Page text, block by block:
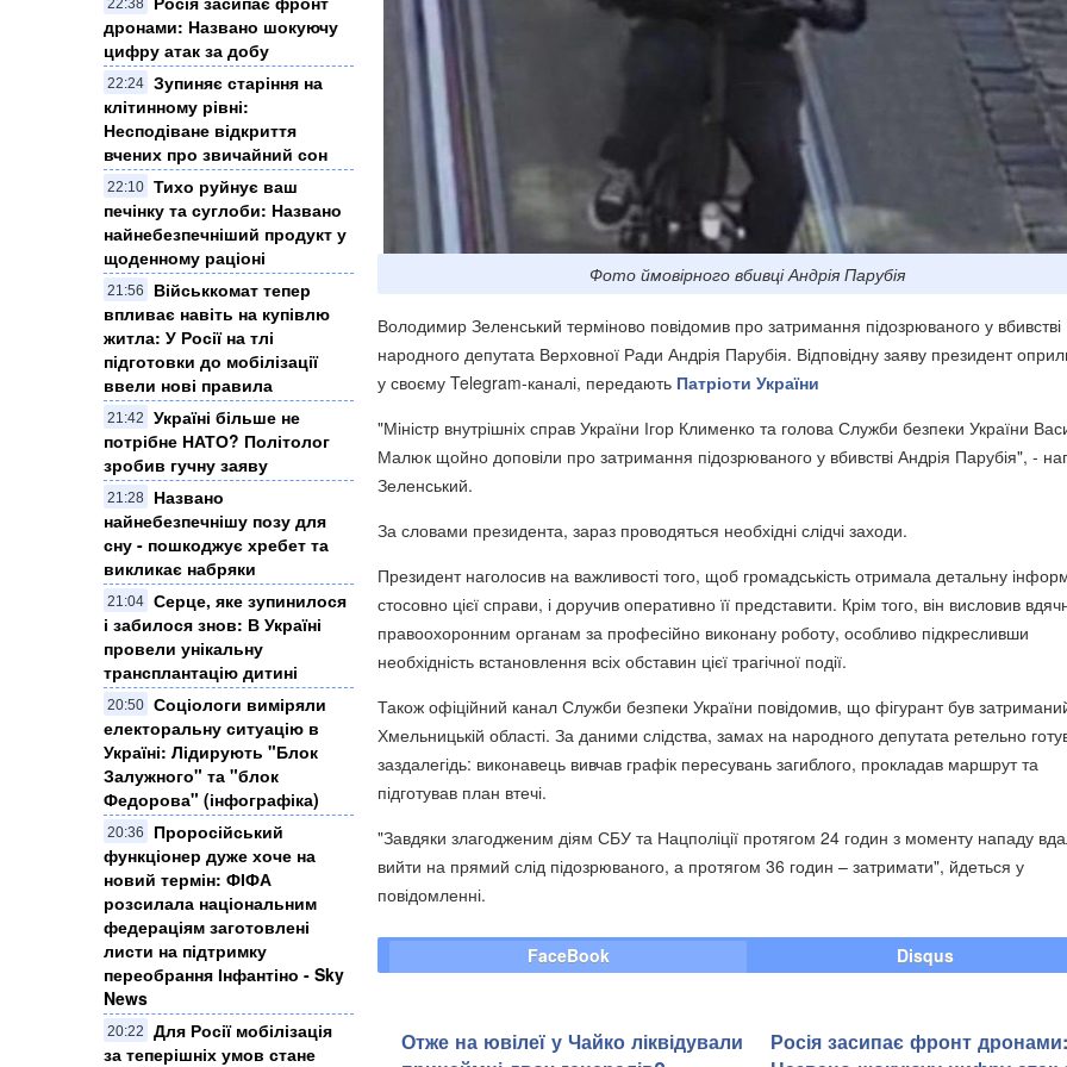
22:38
дронами: Названо шокуючу
цифру атак за добу
22:24 Зупиняє старіння на
клітинному рівні:
Несподіване відкриття
вчених про звичайний сон
22:10 Тихо руйнує ваш
печінку та суглоби: Названо
найнебезпечніший продукт у
щоденному раціоні
21:56
Військкомат тепер
впливає навіть на купівлю
житла: У Росії на тлі
підготовки до мобілізації
ввели нові правила
21:42
Україні більше не
потрібне НАТО? Політолог
зробив гучну заяву
21:28
Названо
найнебезпечнішу позу для
сну - пошкоджує хребет та
викликає набряки
21:04 Серце, яке зупинилося
і забилося знов: В Україні
провели унікальну
трансплантацію дитині
20:50 Соціологи виміряли
електоральну ситуацію в
Україні: ​Лідирують "Блок
Залужного" та "блок
Федорова" (інфографіка)
20:36
Проросійський
функціонер дуже хоче на
новий термін: ФІФА
розсилала національним
федераціям заготовлені
листи на підтримку
переобрання Інфантіно - Sky
News
20:22
Для Росії мобілізація
за теперішніх умов стане
Фото ймовірного вбивці Андрія Парубія
Володимир Зеленський терміново повідомив про затримання підозрюваного у вбивстві
народного депутата Верховної Ради Андрія Парубія. Відповідну заяву президент
у своєму Telegram-каналі, передають Патріоти України
"Міністр внутрішніх справ України Ігор Клименко та голова Служби безпеки України
Малюк щойно доповіли про затримання підозрюваного у вбивстві Андрія Парубія", -
Зеленський.
За словами президента, зараз проводяться необхідні слідчі заходи.
Президент наголосив на важливості того, щоб громадськість отримала детальну
стосовно цієї справи, і доручив оперативно її представити. Крім того, він висловив
правоохоронним органам за професійно виконану роботу, особливо підкресливши
необхідність встановлення всіх обставин цієї трагічної події.
Також офіційний канал Служби безпеки України повідомив, що фігурант був
Хмельницькій області. За даними слідства, замах на народного депутата ретельно
заздалегідь: виконавець вивчав графік пересувань загиблого, прокладав маршрут та
підготував план втечі.
"Завдяки злагодженим діям СБУ та Нацполіції протягом 24 годин з моменту нападу
вийти на прямий слід підозрюваного, а протягом 36 годин – затримати", йдеться у
повідомленні.
FaceBook Disqus
Отже на ювілеї у Чайко ліквідували
Росія засипає фронт дронами: